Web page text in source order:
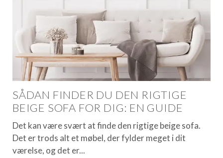
SÅDAN FINDER DU DEN RIGTIGE
BEIGE SOFA FOR DIG: EN GUIDE
Det kan være svært at finde den rigtige beige sofa.
Det er trods alt et møbel, der fylder meget i dit
værelse, og det er